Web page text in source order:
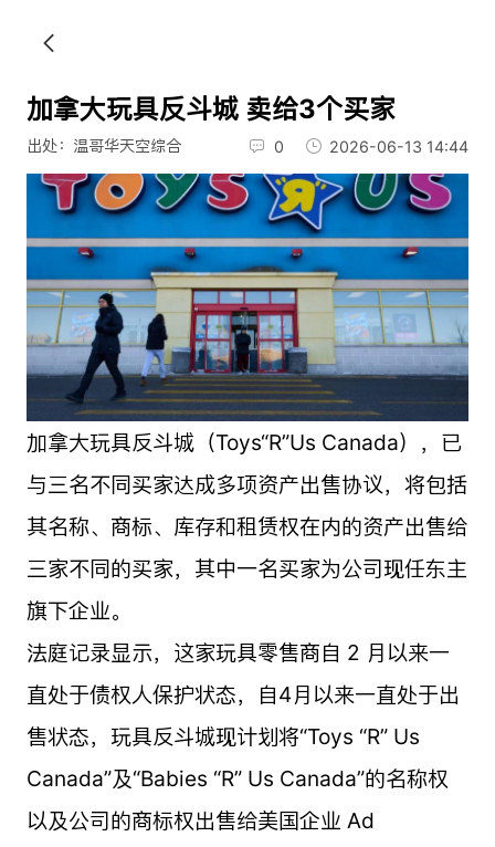
加拿大玩具反斗城 卖给3个买家
出处：温哥华天空综合 0 2026-06-13 14:44
加拿大玩具反斗城（Toys“R”Us Canada），已
与三名不同买家达成多项资产出售协议，将包括
其名称、商标、库存和租赁权在内的资产出售给
三家不同的买家，其中一名买家为公司现任东主
旗下企业。
法庭记录显示，这家玩具零售商自 2 月以来一
直处于债权人保护状态，自4月以来一直处于出
售状态，玩具反斗城现计划将“Toys “R” Us
Canada”及“Babies “R” Us Canada”的名称权
以及公司的商标权出售给美国企业 Ad